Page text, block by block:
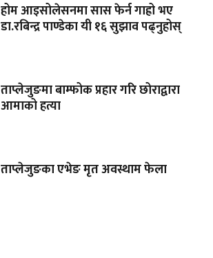
होम आइसोलेसनमा सास फेर्न गाह्रो भए
डा.रबिन्द्र पाण्डेका यी १६ सुझाव पढ्नुहोस्
ताप्लेजुङमा बाम्फोक प्रहार गरि छोराद्वारा
आमाको हत्या
ताप्लेजुङका एभेङ मृत अवस्थाम फेला